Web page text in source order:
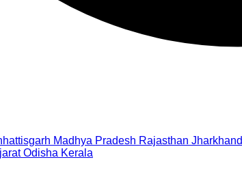
Madhya Pradesh Rajasthan Jharkhand
Odisha Kerala